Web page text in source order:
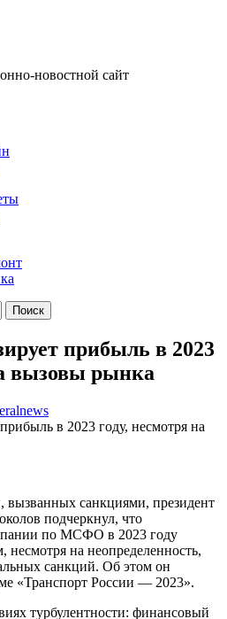
новостной сайт
прибыль в 2023
вызовы рынка
санкциями, президент
подчеркнул, что
по МСФО в 2023 году
на неопределенность,
санкций. Об этом он
«Транспорт России — 2023».
турбулентности: финансовый